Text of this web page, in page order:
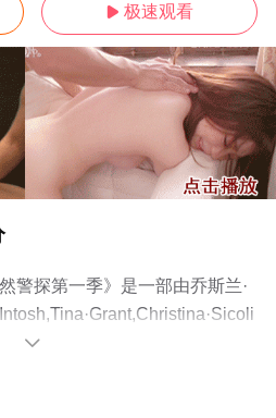
 极速观看
警探第一季》是一部由乔斯兰·
漫，大结局剧情已揭晓（1-24
步至豆瓣动漫、电视猫或剧情
